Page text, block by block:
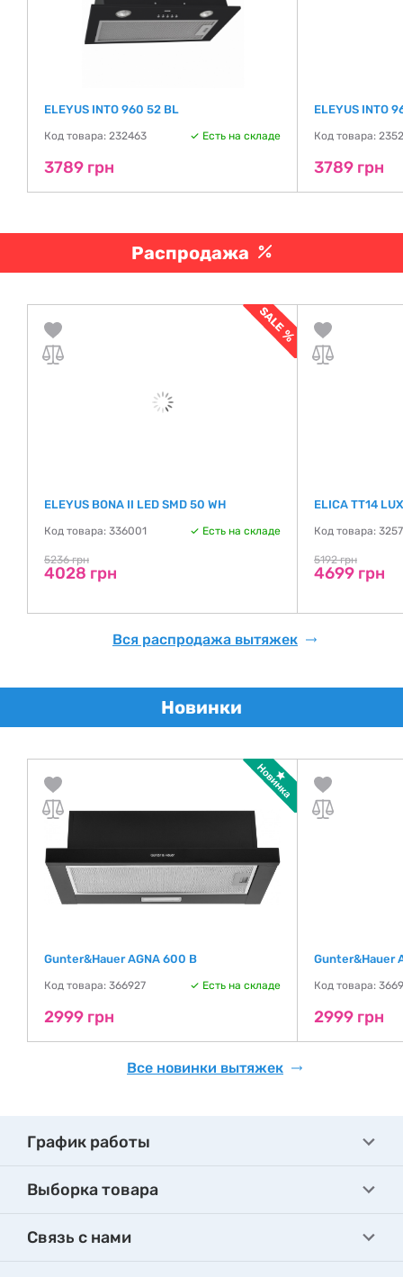
ELEYUS INTO 960 52 BL
Код товара: 232463 Есть на складе
3789 грн
ELEYUS INTO
Код товара:
3789 грн
Распродажа
ELEYUS BONA II LED SMD 50 WH
Код товара: 336001 Есть на складе
5236 грн
4028 грн
ELICA TT14
Код товара:
5192 грн
4699 грн
Вся распродажа вытяжек
Новинки
Gunter&Hauer AGNA 600 B
Код товара: 366927 Есть на складе
2999 грн
Gunter&Hauer
Код товара:
2999 грн
Все новинки вытяжек
График работы
Выборка товара
Связь с нами